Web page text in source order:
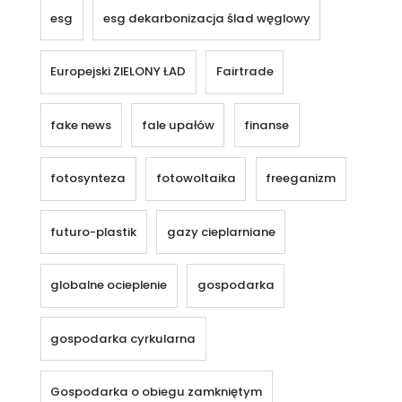
esg esg dekarbonizacja ślad węglowy
Europejski ZIELONY ŁAD Fairtrade
fake news fale upałów finanse
fotosynteza fotowoltaika freeganizm
futuro-plastik gazy cieplarniane
globalne ocieplenie gospodarka
gospodarka cyrkularna
Gospodarka o obiegu zamkniętym